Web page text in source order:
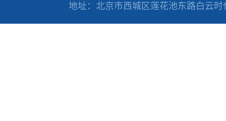
地址：北京市西城区莲花池东路白云时